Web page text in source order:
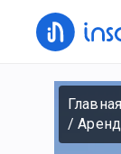
Главная
/